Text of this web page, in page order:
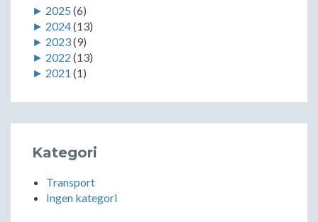
► 2025 (6)
► 2024(13)
► 2023(9)
► 2022 (13)
► 2021 (1)
Kategori
Transport
Ingen kategori